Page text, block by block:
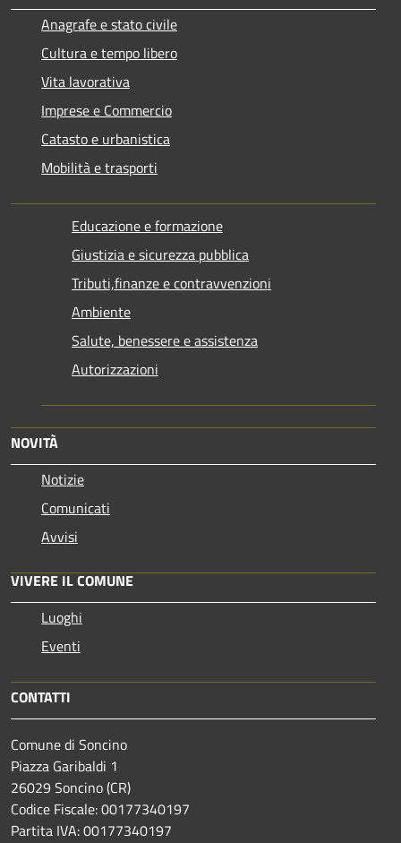
Anagrafe e stato civile
Cultura e tempo libero
Vita lavorativa
Imprese e Commercio
Catasto e urbanistica
Mobilità e trasporti
Educazione e formazione
Giustizia e sicurezza pubblica
Tributi,finanze e contravvenzioni
Ambiente
Salute, benessere e assistenza
Autorizzazioni
NOVITÀ
Notizie
Comunicati
Avvisi
VIVERE IL COMUNE
Luoghi
Eventi
CONTATTI
Comune di Soncino
Piazza Garibaldi 1
26029 Soncino (CR)
Codice Fiscale: 00177340197
Partita IVA: 00177340197